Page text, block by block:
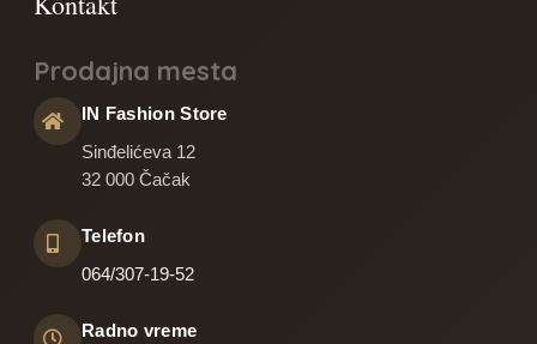
Prodajna mesta
IN Fashion Store
Sinđelićeva 12
32 000 Čačak
Telefon
064/307-19-52
Radno vreme